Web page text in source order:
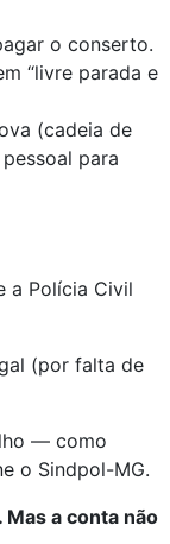
o conserto.
“livre parada e
(cadeia de
para
a Polícia Civil
(por falta de
— como
o Sindpol-MG.
a conta não